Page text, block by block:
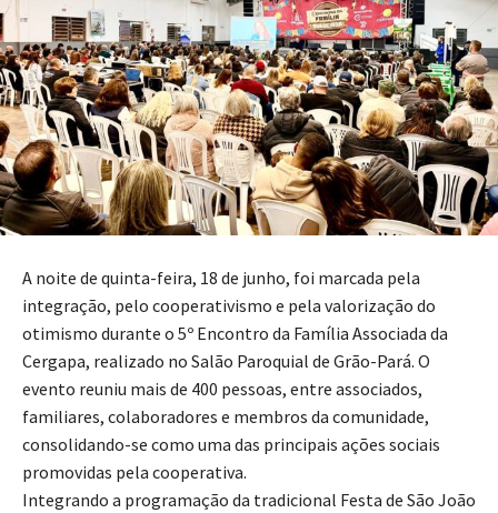
A noite de quinta-feira, 18 de junho, foi marcada pela
integração, pelo cooperativismo e pela valorização do
otimismo durante o 5º Encontro da Família Associada da
Cergapa, realizado no Salão Paroquial de Grão-Pará. O
evento reuniu mais de 400 pessoas, entre associados,
familiares, colaboradores e membros da comunidade,
consolidando-se como uma das principais ações sociais
promovidas pela cooperativa.
Integrando a programação da tradicional Festa de São João